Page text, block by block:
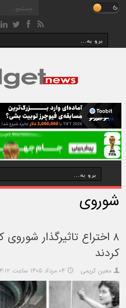
شوروی
۸ اختراع تاثیرگذار
کردند
معین کریمی ۰۴ مرداد ۱۴۰۵ ساعت ۱۴:۱۲